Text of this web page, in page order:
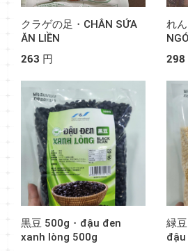
クラゲの足・CHÂN SỨA
ĂN LIỀN
263 円
れ
298
黒豆 500g・đậu đen
xanh lòng 500g
緑
đậu